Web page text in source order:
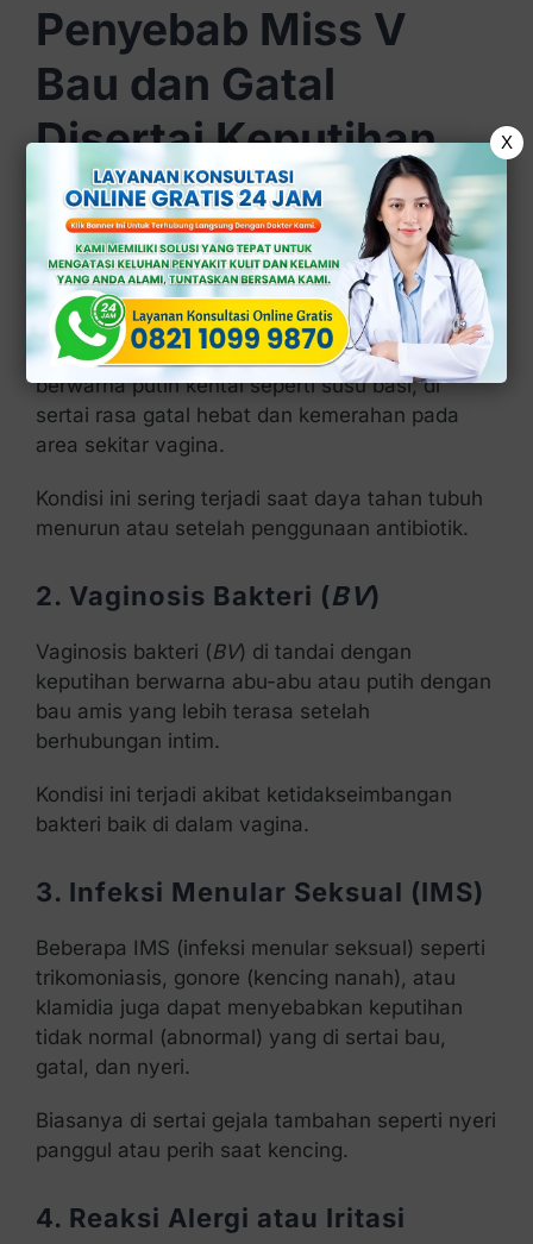
Penyebab Miss V
Bau dan Gatal
Disertai Keputihan
Berikut beberapa penyebab yang paling sering
terjadi:
1. Infeksi Jamur (Kandidiasis)
Infeksi jamur biasanya menyebabkan keputihan
berwarna putih kental seperti susu basi, di
sertai rasa gatal hebat dan kemerahan pada
area sekitar vagina.
Kondisi ini sering terjadi saat daya tahan tubuh
menurun atau setelah penggunaan antibiotik.
2. Vaginosis Bakteri (BV)
Vaginosis bakteri (BV) di tandai dengan
keputihan berwarna abu-abu atau putih dengan
bau amis yang lebih terasa setelah
berhubungan intim.
Kondisi ini terjadi akibat ketidakseimbangan
bakteri baik di dalam vagina.
3. Infeksi Menular Seksual (IMS)
Beberapa IMS (infeksi menular seksual) seperti
trikomoniasis, gonore (kencing nanah), atau
klamidia juga dapat menyebabkan keputihan
tidak normal (abnormal) yang di sertai bau,
gatal, dan nyeri.
Biasanya di sertai gejala tambahan seperti nyeri
panggul atau perih saat kencing.
4. Reaksi Alergi atau Iritasi
X